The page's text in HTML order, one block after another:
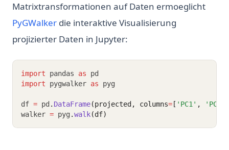
Matrixtransformationen auf Daten ermoeglicht
PyGWalker(opens in a new tab)
die interaktive Visualisierung
projizierter Daten in Jupyter:
import pandas as pd
import pygwalker as pyg
df = pd . DataFrame(projected, columns= [ 'PC1' , 'PC2'
walker = pyg .walk(df)